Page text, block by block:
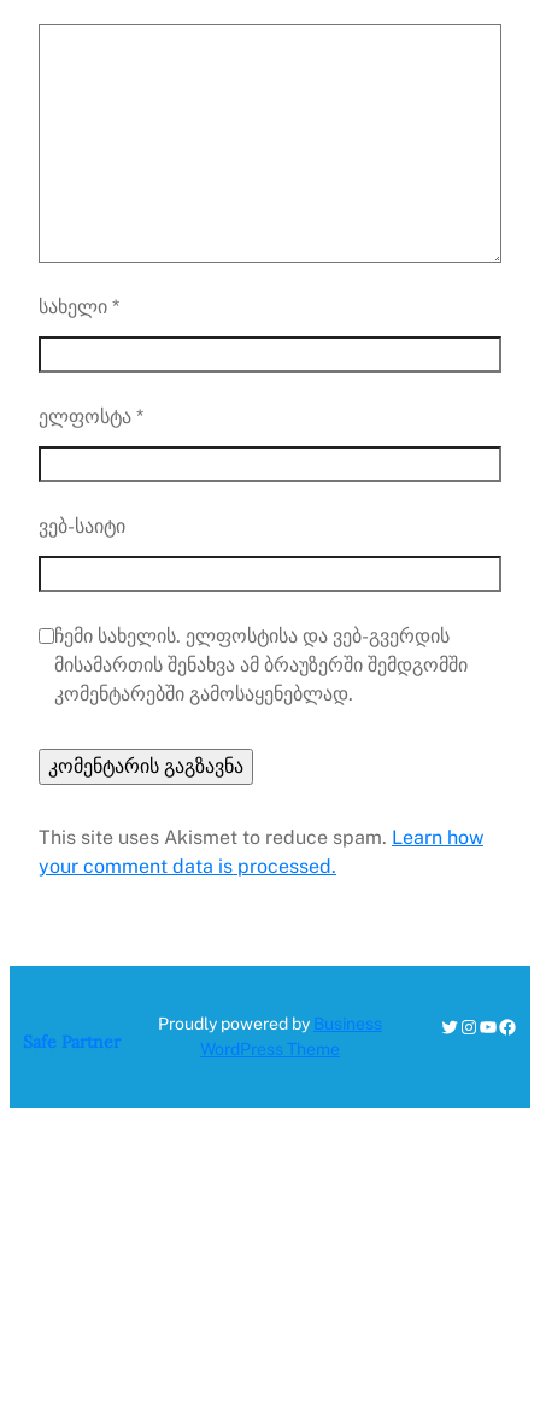
სახელი *
ელფოსტა *
ვებ-საიტი
ჩემი სახელის. ელფოსტისა და ვებ-გვერდის
მისამართის შენახვა ამ ბრაუზერში შემდგომში
კომენტარებში გამოსაყენებლად.
This site uses Akismet to reduce spam. Learn how
your comment data is processed.
Safe Partner
Proudly powered by Business
WordPress Theme
Twitter